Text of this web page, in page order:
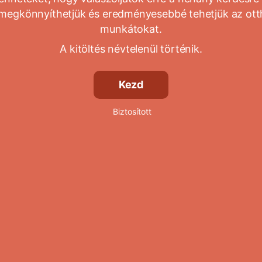
és eredményesebbé tehetjük az
munkátokat.
A kitöltés névtelenül történik.
Kezd
Biztosított